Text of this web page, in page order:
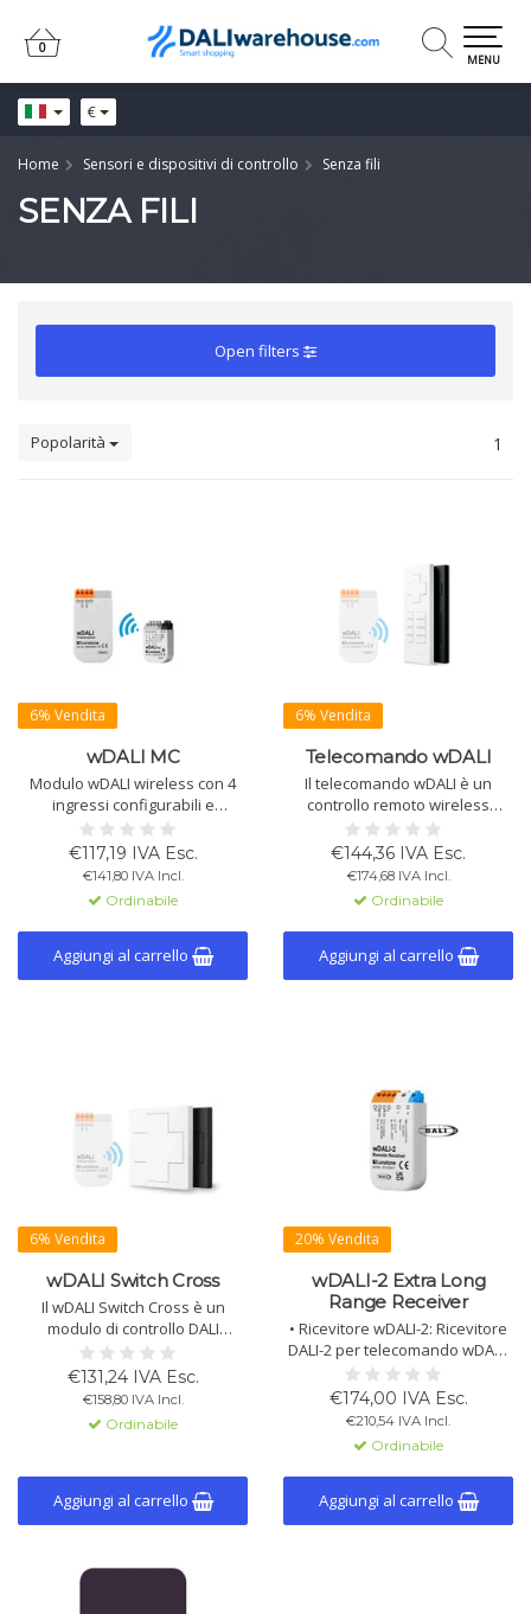
€
0
0
MENU
Home Sensori e dispositivi di controllo Senza fili
SENZA FILI
Open filters
Popolarità 1
6% Vendita
wDALI MC
Modulo wDALI wireless con 4
ingressi configurabili e
alimentazione a batteria. Facile
da installare nel raggio del
ricevitore. Programmabile
tramite DALI Cockpit, supporta
dimmerazione, commutazione
e scene dinamiche.
€117,19 IVA Esc.
€141,80 IVA Incl.
Ordinabile
Aggiungi al carrello
6% Vendita
Telecomando wDALI
Il telecomando wDALI è un
controllo remoto wireless
configurabile con 12 pulsanti.
Questo prodotto non include il
ricevitore, solo il trasmettitore.
€144,36 IVA Esc.
€174,68 IVA Incl.
Ordinabile
Aggiungi al carrello
6% Vendita
wDALI Switch Cross
Il wDALI Switch Cross è un
modulo di controllo DALI
wireless che può essere
montato ovunque senza sforzo
di installazione. Ogni pulsante
può essere assegnato a
comandi e funzioni DALI
€131,24 IVA Esc.
€158,80 IVA Incl.
Ordinabile
Aggiungi al carrello
20% Vendita
wDALI-2 Extra Long
Range Receiver
• Ricevitore wDALI-2: Ricevitore
DALI-2 per telecomando wDALI-
2. Collega il wireless alla linea
DALI; incasso, multi-master,
morsetti DA passanti.
• Ricevitore wDALI-2 PS: Come
sopra, con alimentazione bus
DALI 20 mA (≈10 driver).
€174,00 IVA Esc.
€210,54 IVA Incl.
Ordinabile
Aggiungi al carrello